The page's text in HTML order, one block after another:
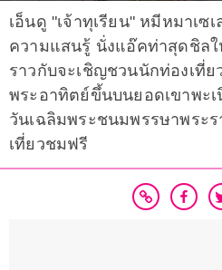
เอ็นดู "เจ้าทุเรียน" หมีหมาเซ
ความแสนรู้ นั่งแอ๊คท่าสุดชิล
ราวกับจะเชิญชวนนักท่องเที่
พระอาทิตย์ขึ้นบนยอดเขาพะ
วันเฉลิมพระชนมพรรษาพระร
เที่ยวชมฟรี